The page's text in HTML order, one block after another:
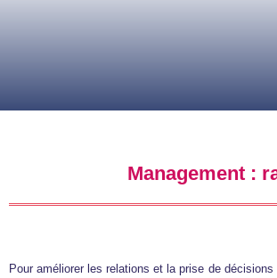
Management :
Pour améliorer les relations et la prise de